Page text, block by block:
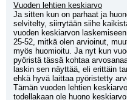
Vuoden lehtien keskiarvo
Ja sitten kun on parhaat ja
selvitelty, siirrytään siihe
vuoden keskiarvon
25-52, mitkä olen arvioinut,
myös huomioitu. Ja nyt kun
pyöristä tässä kohtaa
laskin sen näyttää, eli erittäin
ehkä hyvä laittaa pyöristetty
Tämän vuoden lehtien
todellakaan ole huono